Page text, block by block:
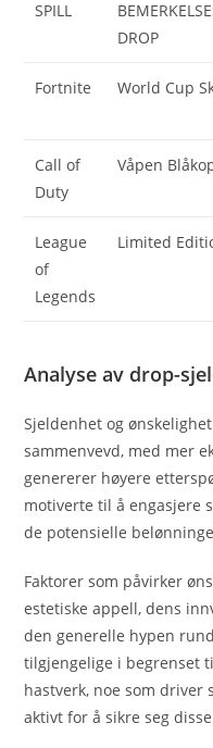
SPILL
DROP
Fortnite World Cup
Call of
Duty
Våpen
League
of
Legends
Limited
Analyse av drop-
Sjeldenhet og
sammenvevd, med mer
genererer høyere
motiverte til å engasjere
de potensielle
Faktorer som påvirker
estetiske appell, dens
den generelle hypen
tilgjengelige i begrenset
hastverk, noe som
aktivt for å sikre seg